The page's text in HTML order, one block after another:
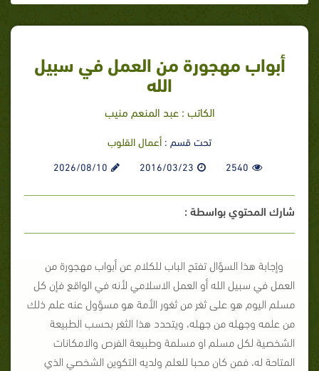
أبواب مهجورة من العمل في سبيل
الله
الكاتب : عبد المنعم منيب
تحت قسم :أعمال القلوب
2540
2016/03/23
2026/08/10
شارك المحتوي بواسطة :
وإجابة هذا السؤال تفتح الباب للكلام عن أبواب مهجورة من
العمل في سبيل الله أو العمل الاسلامي لأنه في الواقع فإن كل
مسلم اليوم هو على ثغر من ثغور الأمة هو مسؤول عنه علم ذلك
من علمه وجهله من جهله، ويتحدد هذا الثغر بحسب الطبيعة
الشخصية لكل مسلم او مسلمة وطبيعة الفرص والامكانات
المتاحة له، فمن كان محبا للعلم ولديه التكوين الشخصي الذي